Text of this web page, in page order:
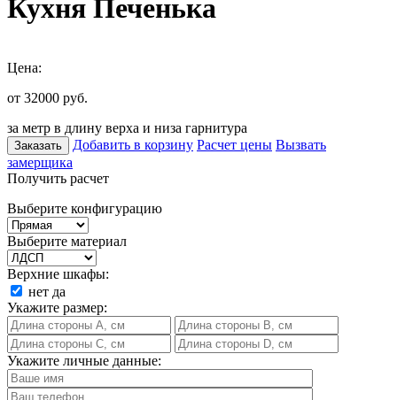
Кухня Печенька
Цена:
от 32000 руб.
за метр в длину верха и низа гарнитура
Заказать Добавить в корзину Расчет цены Вызвать
замерщика
Получить расчет
Выберите конфигурацию
Выберите материал
Верхние шкафы:
нет да
Укажите размер:
Укажите личные данные: